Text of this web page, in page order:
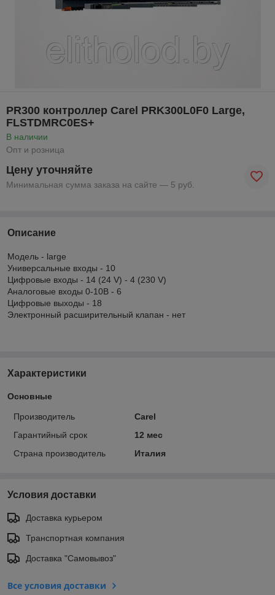
PR300 контроллер Carel PRK300L0F0 Large,
FLSTDMRC0ES+
В наличии
Опт и розница
Цену уточняйте
Минимальная сумма заказа на сайте — 5 руб.
Описание
Модель - large
Универсальные входы - 10
Цифровые входы - 14 (24 V) - 4 (230 V)
Аналоговые входы 0-10В - 6
Цифровые выходы - 18
Электронный расширительный клапан - нет
Характеристики
Основные
Производитель
Carel
Гарантийный срок
12 мес
Страна производитель
Италия
Условия доставки
Доставка курьером
Транспортная компания
Доставка "Самовывоз"
Все условия доставки